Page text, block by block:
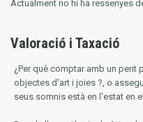
Actualment no hi ha ressenyes
Valoració i Taxació
¿Per què comptar amb un
objectes d'art i joies ?, o
seus somnis està en l'estat en